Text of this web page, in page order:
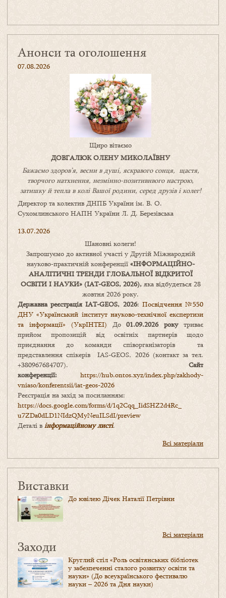
Анонси та оголошення
07.08.2026
Щиро вітаємо
ДОВГАЛЮК ОЛЕНУ МИКОЛАЇВНУ
Бажаємо здоров’я, весни в душі, яскравого сонця, щастя,
творчого натхнення, незмінно-позитивнвого настрою,
затишкуйтепла в коліВашоїродини, серед друзів і колег!
Директор та колектив ДНПБ України ім. В. О.
Сухомлинського НАПН України Л. Д. Березівська
13.07.2026
Шановні колеги!
Запрошуємо до активної участі у Другій Міжнародній
науково-практичній конференції «ІНФОРМАЦІЙНО-
АНАЛІТИЧНІ ТРЕНДИ ГЛОБАЛЬНОЇ ВІДКРИТОЇ
ОСВІТИ І НАУКИ» (IAT-GEOS, 2026),яка відбудеться 28
жовтня 2026 року.
Державна реєстрація IAT-GEOS, 2026: Посвідчення №550
ДНУ «Український інститут науково-технічної експертизи
та інформації» (УкрІНТЕІ) До01.09.2026 рокутриває
прийом пропозицій від освітніх партнерів щодо
приєднання до команди співорганізаторів та
представлення спікерів IAS-GEOS, 2026 (контакт за тел.
+380967684707). Сайт
конференції: https://hub.ontos.xyz/index.php/zakhody-
vniaso/konferentsii/iat-geos-2026
Реєстрація на захід за посиланням:
https://docs.google.com/forms/d/1q2Cqq_IidSHZ2d4Rc_
u7ZDa0dLD1NIdzQMyNeuILSdI/preview
Деталі в інформаційному листі.
Всі матеріали
Виставки
До ювілею Дічек Наталії Петрівни
Всі матеріали
Заходи
Круглий стіл «Роль освітянських бібліотек
у забезпеченні сталого розвитку освіти та
науки» (До всеукраїнського фестивалю
науки – 2026 та Дня науки)